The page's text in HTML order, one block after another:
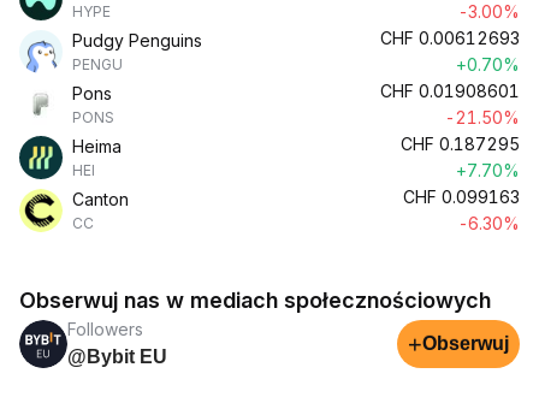
HYPE
-3.00%
Pudgy Penguins
PENGU
CHF 0.00612693
+0.70%
Pons
PONS
CHF 0.01908601
-21.50%
Heima
HEI
CHF 0.187295
+7.70%
Canton
CC
CHF 0.099163
-6.30%
Obserwuj nas w mediach społecznościowych
Followers
@Bybit EU
+Obserwuj